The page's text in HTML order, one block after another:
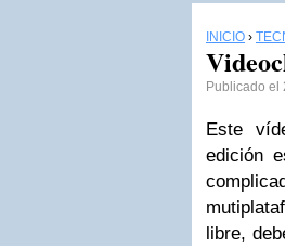
INICIO ›
Publicado el
Este
edición
libre,